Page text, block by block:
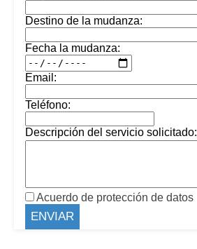
Destino de la mudanza:
Fecha la mudanza:
Email:
Teléfono:
Descripción del servicio solicitado:
Acuerdo de protección de datos